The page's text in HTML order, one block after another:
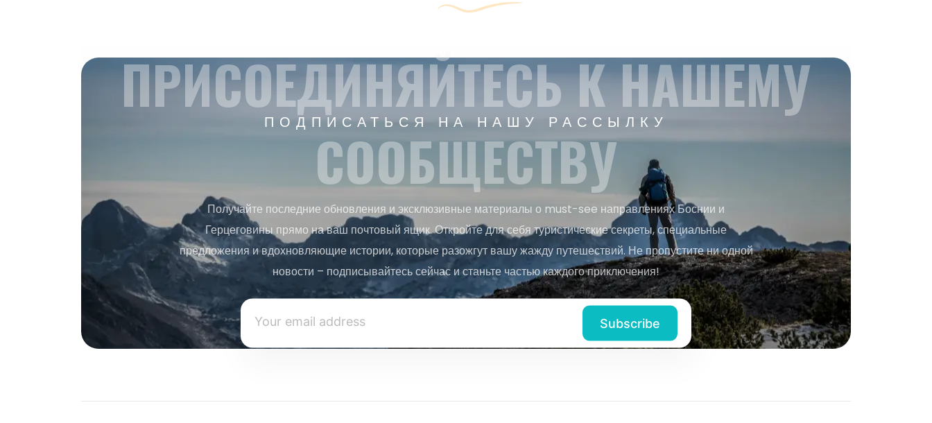
ПОДПИСАТЬСЯ НА НАШУ РАССЫЛКУ
ПРИСОЕДИНЯЙТЕСЬ К НАШЕМУ
СООБЩЕСТВУ
Получайте последние обновления и эксклюзивные материалы о must-see направлениях Боснии и
Герцеговины прямо на ваш почтовый ящик. Откройте для себя туристические секреты, специальные
предложения и вдохновляющие истории, которые разожгут вашу жажду путешествий. Не пропустите ни одной
новости – подписывайтесь сейчас и станьте частью каждого приключения!